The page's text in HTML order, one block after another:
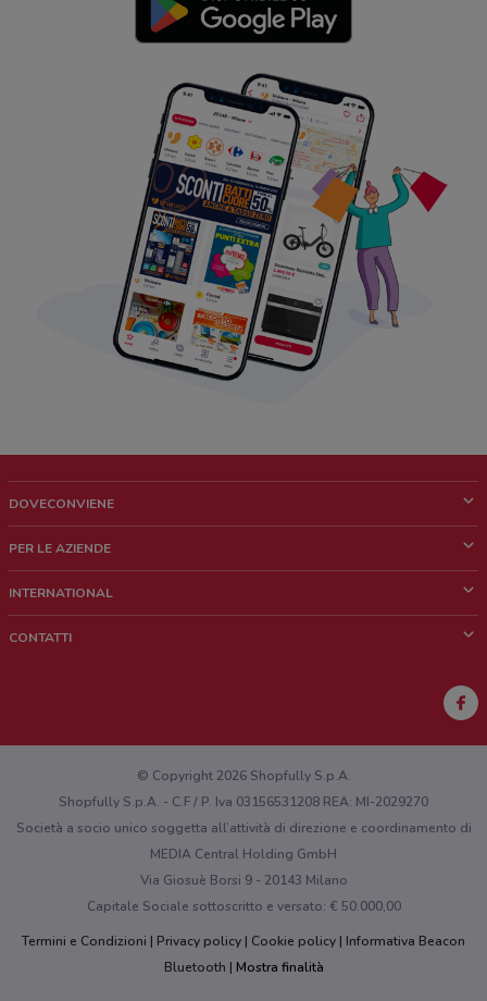
DOVECONVIENE
Chi siamo
Lavora con noi
PER LE AZIENDE
Richieste commerciali e marketing
INTERNATIONAL
CONTATTI
Hai un malfunzionamento sul web o sull'app?
© Copyright 2026 Shopfully S.p.A.
Shopfully S.p.A. - C.F / P. Iva 03156531208 REA: MI-2029270
Società a socio unico soggetta all’attività di direzione e coordinamento di
MEDIA Central Holding GmbH
Via Giosuè Borsi 9 - 20143 Milano
Capitale Sociale sottoscritto e versato: € 50.000,00
Termini e Condizioni
Privacy policy Cookie policy
Informativa Beacon
Bluetooth
Mostra finalità